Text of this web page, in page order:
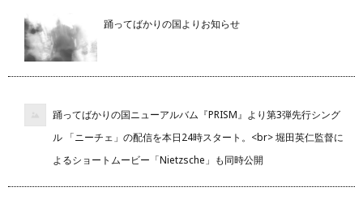
踊ってばかりの国よりお知らせ
踊ってばかりの国ニューアルバム『PRISM』より第3弾先行シング
ル 「ニーチェ」の配信を本日24時スタート。<br> 堀田英仁監督に
よるショートムービー「Nietzsche」も同時公開